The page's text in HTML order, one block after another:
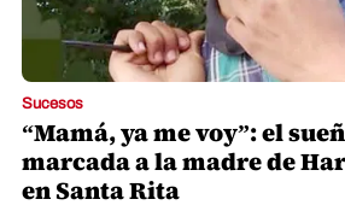
Sucesos
“Mamá, ya me voy”: el
marcada a la madre de
en Santa Rita